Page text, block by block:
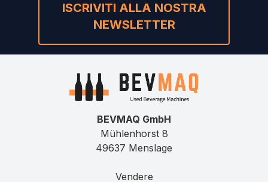
ISCRIVITI ALLA NOSTRA
NEWSLETTER
BEVMAQ GmbH
Mühlenhorst 8
49637 Menslage
Vendere